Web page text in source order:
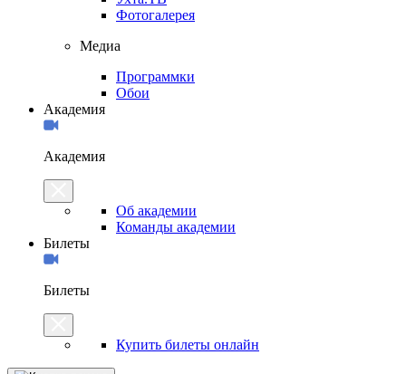
Фотогалерея
Медиа
Программки
Обои
Академия
Академия
Об академии
Команды академии
Билеты
Билеты
Купить билеты онлайн